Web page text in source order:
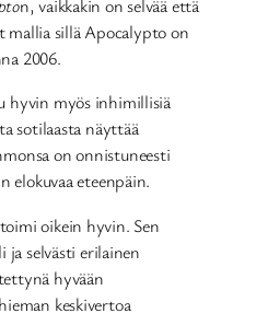
n, vaikkakin on selvää että
sillä Apocalypto on
2006.
hyvin myös inhimillisiä
sotilaasta näyttää
on onnistuneesti
elokuvaa eteenpäin.
oikein hyvin. Sen
ja selvästi erilainen
hyvään
keskivertoa